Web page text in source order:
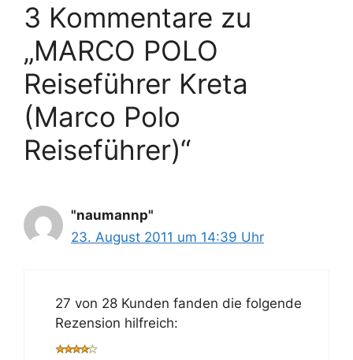
3 Kommentare zu
„MARCO POLO
Reiseführer Kreta
(Marco Polo
Reiseführer)“
"naumannp"
23. August 2011 um 14:39 Uhr
27 von 28 Kunden fanden die folgende
Rezension hilfreich: